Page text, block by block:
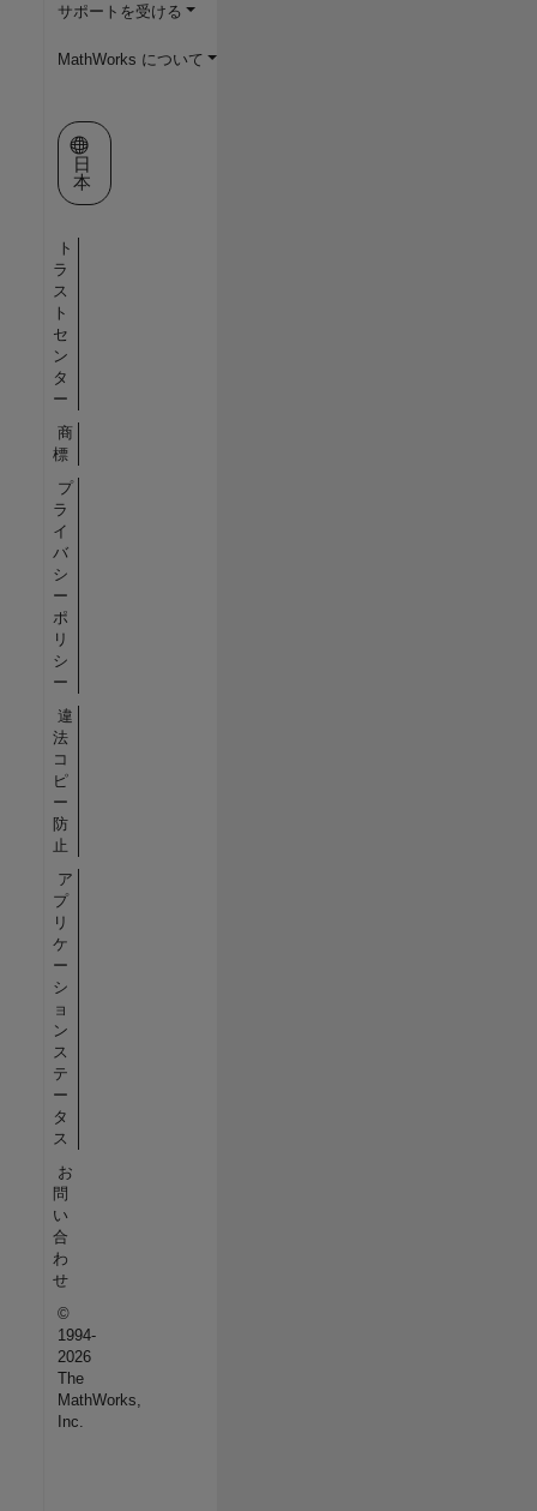
サポートを受ける
MathWorks について
Web サイトの選択
日
本
ト
ラ
ス
ト
セ
ン
タ
ー
商
標
プ
ラ
イ
バ
シ
ー
ポ
リ
シ
ー
違
法
コ
ピ
ー
防
止
ア
プ
リ
ケ
ー
シ
ョ
ン
ス
テ
ー
タ
ス
お
問
い
合
わ
せ
©
1994-
2026
The
MathWorks,
Inc.